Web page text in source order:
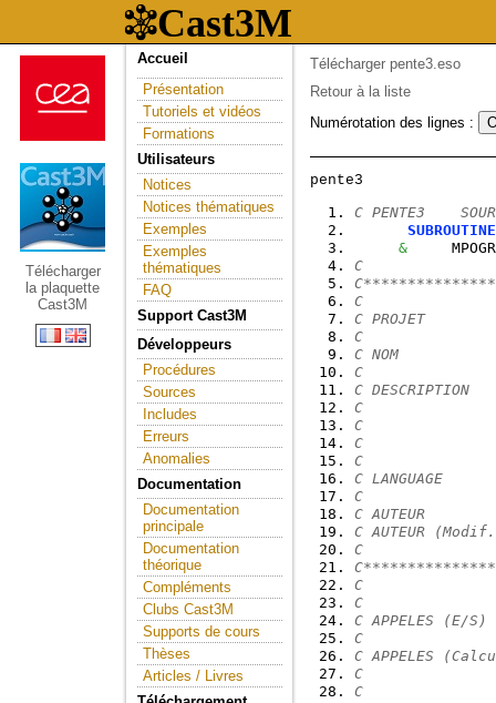
Télécharger
la plaquette
Cast3M
Accueil
Présentation
Tutoriels et vidéos
Formations
Utilisateurs
Notices
Notices thématiques
Exemples
Exemples
thématiques
FAQ
Support Cast3M
Développeurs
Procédures
Sources
Includes
Erreurs
Anomalies
Documentation
Documentation
principale
Documentation
théorique
Compléments
Clubs Cast3M
Supports de cours
Thèses
Articles / Livres
Télécharger pente3.eso
Retour à la liste
Numérotation des lignes :
C PENTE3
SUBROUTINE
&
C
C
C PROJET
C
C NOM
C
C
C
C
C
C
C LANGUAGE
C
C AUTEUR
C AUTEUR
C
C
C
C APPELES (E/
C
C APPELES
C
C